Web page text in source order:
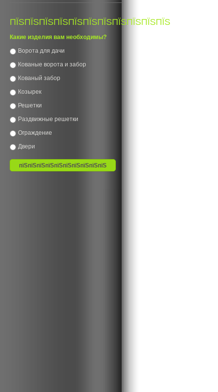
ПЇЅПЇЅПЇЅПЇЅПЇЅПЇЅПЇЅПЇЅПЇЅПЇЅПЇЅ
Какие изделия вам необходимы?
Ворота для дачи
Кованые ворота и забор
Кованый забор
Козырек
Решетки
Раздвижные решетки
Ограждение
Двери